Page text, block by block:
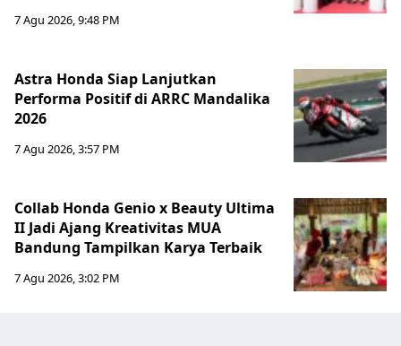
7 Agu 2026, 9:48 PM
Astra Honda Siap Lanjutkan
Performa Positif di ARRC Mandalika
2026
7 Agu 2026, 3:57 PM
Collab Honda Genio x Beauty Ultima
II Jadi Ajang Kreativitas MUA
Bandung Tampilkan Karya Terbaik
7 Agu 2026, 3:02 PM